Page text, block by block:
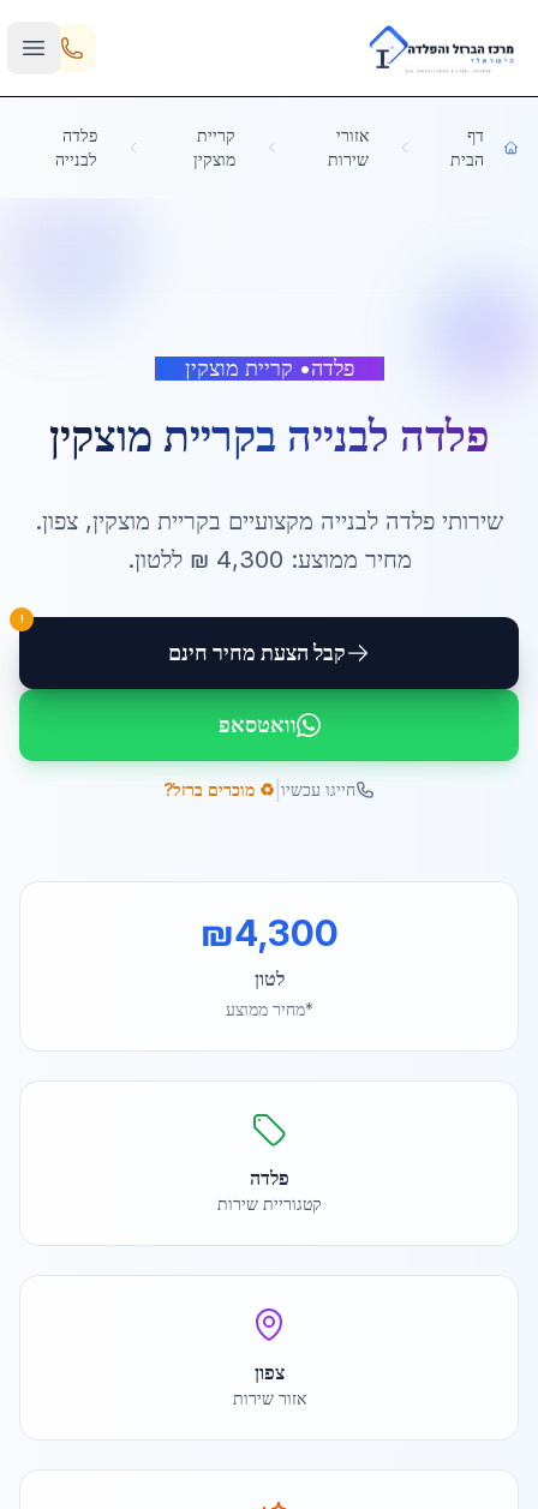
Skip to main content
דף
הבית
אזורי
שירות
קריית
מוצקין
פלדה
לבנייה
פלדה• קריית מוצקין
פלדה לבנייה בקריית מוצקין
שירותי פלדה לבנייה מקצועיים בקריית מוצקין, צפון.
מחיר ממוצע: 4,300 ₪ ללטון.
קבל הצעת מחיר חינם
!
וואטסאפ
חייגו עכשיו ♻️ מוכרים ברזל?
₪4,300
לטון
*מחיר ממוצע
פלדה
קטגוריית שירות
צפון
אזור שירות